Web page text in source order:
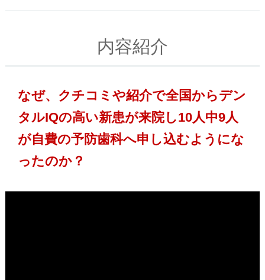
内容紹介
なぜ、クチコミや紹介で全国からデン
タルIQの高い新患が来院し10人中9人
が自費の予防歯科へ申し込むようにな
ったのか？